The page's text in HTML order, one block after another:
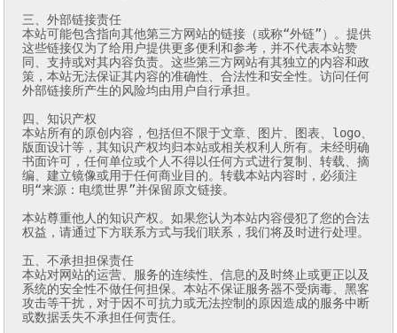
三、外部链接责任
本站可能包含指向其他第三方网站的链接（或称“外链”）。提供
这些链接仅为了给用户提供更多便利和参考，并不代表本站赞
同、支持或对其内容负责。这些第三方网站有其独立的内容和政
策，本站无法保证其内容的准确性、合法性和安全性。访问任何
外部链接所产生的风险均由用户自行承担。
四、知识产权
本站所有的原创内容，包括但不限于文章、图片、图表、logo、
版面设计等，其知识产权均归本站或相关权利人所有。未经明确
书面许可，任何单位或个人不得以任何方式进行复制、转载、摘
编、建立镜像或用于任何商业目的。转载本站内容时，必须注
明“来源：电缆世界”并保留原文链接。
本站尊重他人的知识产权。如果您认为本站内容侵犯了您的合法
权益，请通过下方联系方式与我们联系，我们将及时进行处理。
五、不承担担保责任
本站对网站的运营、服务的连续性、信息的及时终止或更正以及
系统的安全性不做任何担保。本站不保证服务器不受病毒、黑客
攻击等干扰，对于因不可抗力或无法控制的原因造成的服务中断
或数据丢失不承担任何责任。